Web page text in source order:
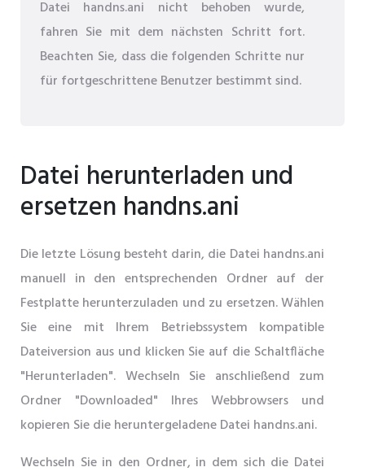
Datei handns.ani nicht behoben wurde,
fahren Sie mit dem nächsten Schritt fort.
Beachten Sie, dass die folgenden Schritte nur
für fortgeschrittene Benutzer bestimmt sind.
Datei herunterladen und
ersetzen handns.ani
Die letzte Lösung besteht darin, die Datei handns.ani
manuell in den entsprechenden Ordner auf der
Festplatte herunterzuladen und zu ersetzen. Wählen
Sie eine mit Ihrem Betriebssystem kompatible
Dateiversion aus und klicken Sie auf die Schaltfläche
"Herunterladen". Wechseln Sie anschließend zum
Ordner "Downloaded" Ihres Webbrowsers und
kopieren Sie die heruntergeladene Datei handns.ani.
Wechseln Sie in den Ordner, in dem sich die Datei